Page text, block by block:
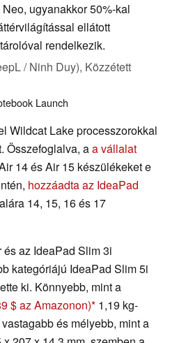
ugyanakkor 50%-kal
ellátott
rendelkezik.
/ Ninh Duy), Közzétett
Launch
Wildcat Lake processzorokkal
Összefoglalva, aa vállalat
14 és Air 15 készülékeket e
hozzáadta az IdeaPad
14, 15, 16 és 17
az IdeaPad Slim 3i
kategóriájú IdeaPad Slim 5i
ki. Könnyebb, mint a
$ az Amazonon) 1,19 kg-
és mélyebb, mint a